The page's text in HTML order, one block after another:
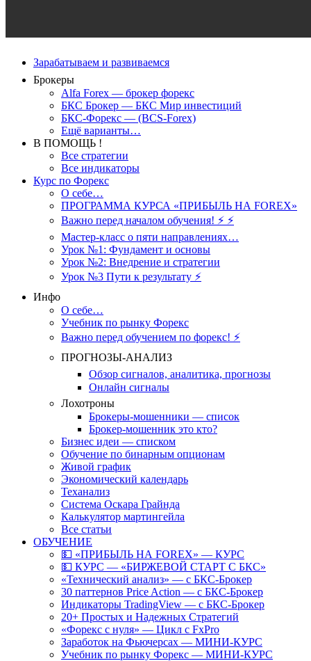
Зарабатываем и развиваемся
Брокеры
Alfa Forex — брокер форекс
БКС Брокер — БКС Мир инвестиций
БКС-Форекс — (BCS-Forex)
Ещё варианты…
В ПОМОЩЬ !
Все стратегии
Все индикаторы
Курс по Форекс
О себе…
ПРОГРАММА КУРСА «ПРИБЫЛЬ НА FOREX»
Важно перед началом обучения! ⚡ ⚡
Мастер-класс о пяти направлениях…
Урок №1: Фундамент и основы
Урок №2: Внедрение и стратегии
Урок №3 Пути к результату ⚡️
Инфо
О себе…
Учебник по рынку Форекс
Важно перед обучением по форекс! ⚡
ПРОГНОЗЫ-АНАЛИЗ
Обзор сигналов, аналитика, прогнозы
Онлайн сигналы
Лохотроны
Брокеры-мошенники — список
Брокер-мошенник это кто?
Бизнес идеи — списком
Обучение по бинарным опционам
Живой график
Экономический календарь
Теханализ
Система Оскара Грайнда
Калькулятор мартингейла
Все статьи
ОБУЧЕНИЕ
💵 «ПРИБЫЛЬ НА FOREX» — КУРС
💵 КУРС — «БИРЖЕВОЙ СТАРТ С БКС»
«Технический анализ» — с БКС-Брокер
30 паттернов Price Action — с БКС-Брокер
Индикаторы TradingView — с БКС-Брокер
20+ Простых и Надежных Стратегий
«Форекс с нуля» — Цикл с FxPro
Заработок на Фьючерсах — МИНИ-КУРС
Учебник по рынку Форекс — МИНИ-КУРС